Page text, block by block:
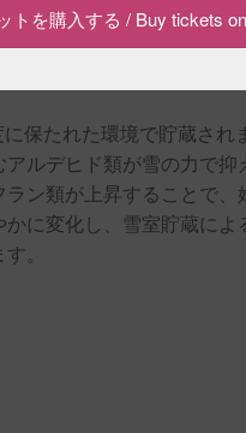
い時代から、食品を天然
庫と比べ低温・恒温・高
の食味を向上させると言
保たれた環境で貯蔵され
ルデヒド類が雪の力で抑
ン類が上昇することで、
に変化し、雪室貯蔵によ
。
トを購入する / Buy tickets